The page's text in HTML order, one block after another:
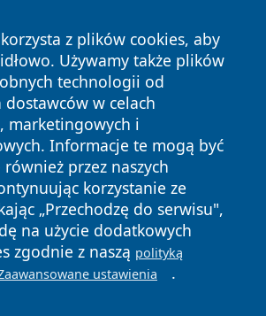
z plików cookies, aby
Używamy także plików
technologii od
dostawców w celach
marketingowych i
Informacje te mogą być
przez naszych
korzystanie ze
„Przechodzę do serwisu",
na użycie dodatkowych
zgodnie z naszą polityką
ustawienia .
Wszystkie prawa
Polityka
Prywatności
Polityka
Cookies